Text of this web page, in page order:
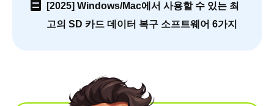
[2025] Windows/Mac에서 사용할 수 있는 최
고의 SD 카드 데이터 복구 소프트웨어 6가지